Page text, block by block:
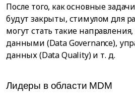
После того, как основные
будут закрыты, стимулом для
могут стать такие
данными (Data Governance),
данных (Data Quality) и т. д.
Лидеры в области MDM